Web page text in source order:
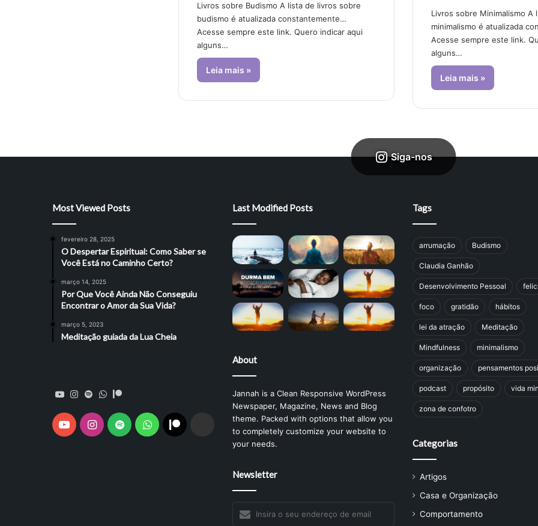
Livros sobre Budismo A lista de livros sobre
budismo é atualizada constantemente…
Acesse sempre este link. Quero indicar aqui
alguns…
Leia mais »
Livros sobre Minimalismo A
minimalismo é atualizada
Acesse sempre este link.
alguns…
Leia mais »
Siga-nos
Most Viewed Posts
fevereiro 28, 2025
O Despertar Espiritual: Como Saber se
Você Está no Caminho Certo?
março 14, 2025
Por Que Você Ainda Não Conseguiu
Encontrar o Amor da Sua Vida?
março 5, 2023
Meditação guiada da Lua Cheia
YouTube
Instagram
SpotifyWhatsApp
YouTubeInstagram
SpotifyWhatsAppPatreonSpotify
Last Modified Posts
About
Jannah is a Clean Responsive WordPress
Newspaper, Magazine, News and Blog
theme. Packed with options that allow you
to completely customize your website to
your needs.
Newsletter
Insira
Tags
arrumação Budismo
Claudia Ganhão
Desenvolvimento Pessoal
foco gratidão hábitos
lei da atração Meditação
Mindfulness minimalismo
organização pensamentos
podcast propósito vida
zona de confotro
Categorias
Artigos
Casa e Organização
Comportamento